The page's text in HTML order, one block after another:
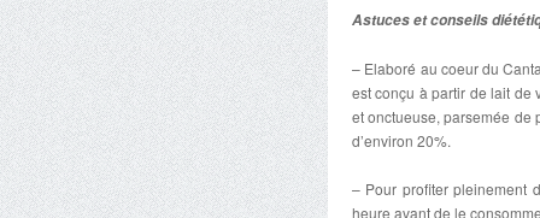
Astuces et conseils
– Elaboré au coeur du
est conçu à partir de lait de
et onctueuse, parsemée de
d’environ 20%.
– Pour profiter pleinement
heure avant de le